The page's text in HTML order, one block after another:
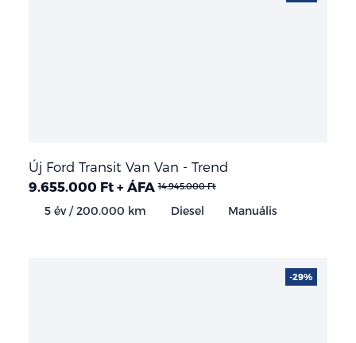
Új Ford Transit Van Van - Trend
9.655.000 Ft + ÁFA 14.945.000 Ft
5 év / 200.000 km Diesel Manuális
-29%